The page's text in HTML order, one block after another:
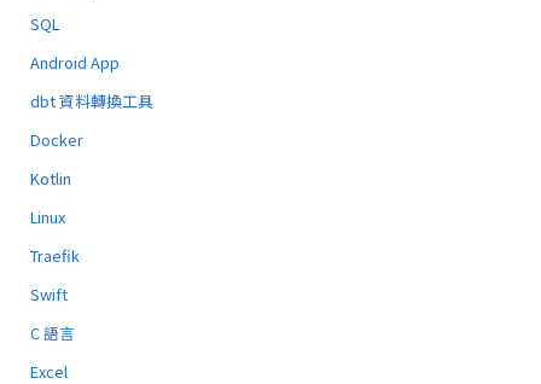
SQL
Android App
dbt 資料轉換工具
Docker
Kotlin
Linux
Traefik
Swift
C 語言
Excel